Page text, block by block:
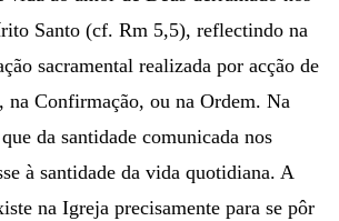
Santo (cf. Rm 5,5), reflectindo na
sacramental realizada por acção de
na Confirmação, ou na Ordem. Na
da santidade comunicada nos
à santidade da vida quotidiana. A
na Igreja precisamente para se pôr